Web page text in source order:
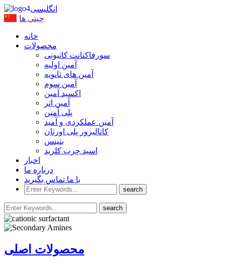
انگلیسی
چینی ها
خانه
محصولات
سورفاکتانت کاتیونی
آمین اولیه
آمین های ثانویه
آمین سوم
اکسید آمین
آمین اتر
پلی آمین
آمین عملکردی و آمید
کاتالیزور پلی اورتان
بتینس
اسید چرب کلرید
اخبار
درباره ما
با ما تماس بگیرید
محصولات اصلی